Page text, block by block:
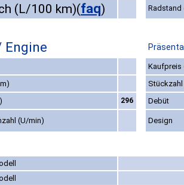
(L/100 km)(faq) Radstand
Engine
Kaufpreis
Stückzahl
296 Debüt
(U/min) Design